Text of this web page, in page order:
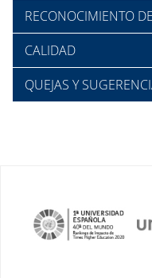
RECONOCIMIENTO
CALIDAD
QUEJAS Y